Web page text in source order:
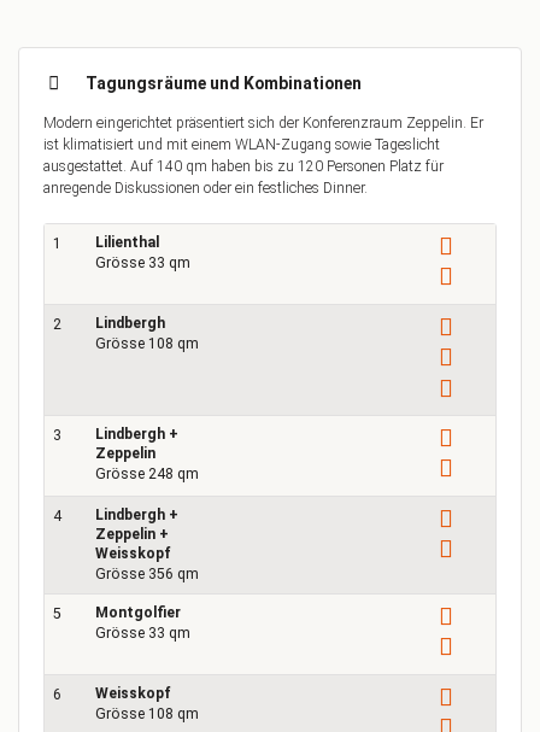
Tagungsräume und Kombinationen
Modern eingerichtet präsentiert sich der Konferenzraum Zeppelin. Er
ist klimatisiert und mit einem WLAN-Zugang sowie Tageslicht
ausgestattet. Auf 140 qm haben bis zu 120 Personen Platz für
anregende Diskussionen oder ein festliches Dinner.
1
Lilienthal
Grösse 33 qm
2
Lindbergh
Grösse 108 qm
3
Lindbergh +
Zeppelin
Grösse 248 qm
4
Lindbergh +
Zeppelin +
Weisskopf
Grösse 356 qm
5
Montgolfier
Grösse 33 qm
6
Weisskopf
Grösse 108 qm